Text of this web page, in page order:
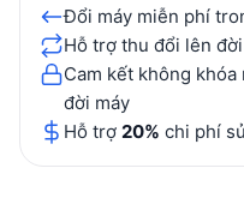
Đổi máy miễn phí
Hỗ trợ thu đổi lên
Cam kết không
đời máy
Hỗ trợ 20% chi phí